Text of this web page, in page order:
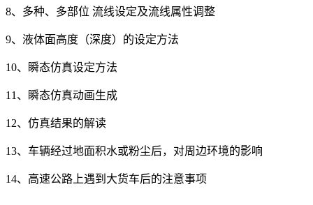
8、多种、多部位 流线设定及流线属性调整
9、液体面高度（深度）的设定方法
10、瞬态仿真设定方法
11、瞬态仿真动画生成
12、仿真结果的解读
13、车辆经过地面积水或粉尘后，对周边环境的影响
14、高速公路上遇到大货车后的注意事项